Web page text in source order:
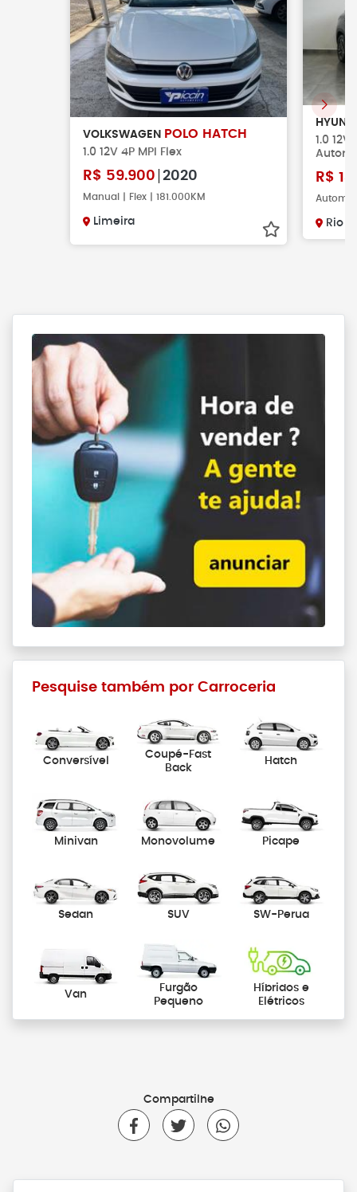
VOLKSWAGEN POLO HATCH
1.0 12V 4P MPI Flex
R$ 59.900 2020
Manual | Flex | 181.000KM
Limeira
1.0
R$
Rio
Pesquise também por Carroceria
Conversível
Coupé-Fast
Back
Hatch
Minivan Monovolume Picape
Sedan SUV SW-Perua
Van
Furgão
Pequeno
Híbridos e
Elétricos
Compartilhe